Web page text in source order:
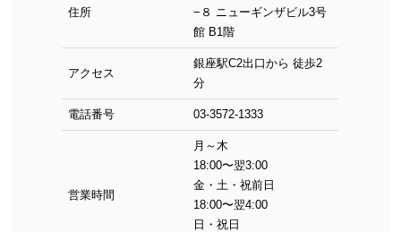
住所
−８ ニューギンザビル3号
館 B1階
アクセス
銀座駅C2出口から 徒歩2
分
電話番号 03-3572-1333
営業時間
月～木
18:00〜翌3:00
金・土・祝前日
18:00〜翌4:00
日・祝日